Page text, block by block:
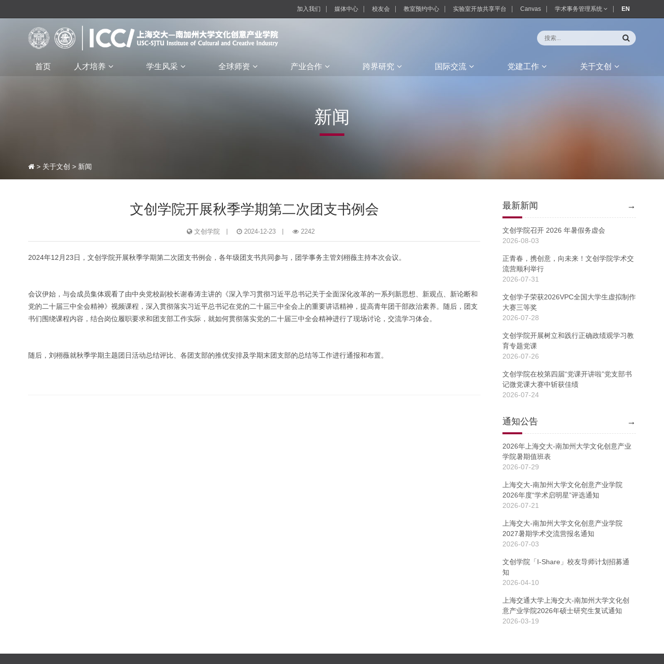
加入我们 媒体中心 校友会 教室预约中心 实验室开放共享平台 Canvas 学术事务管理系统 EN
首页 人才培养 学生风采 全球师资 产业合作 跨界研究 国际交流 党建工作 关于文创
> 关于文创 > 新闻
新闻
文创学院开展秋季学期第二次团支书例会
文创学院 2024-12-23 2242
2024年12月23日，文创学院开展秋季学期第二次团支书例会，各年级团支书共同参与，团学事务主管刘栩薇主持本次会议。
会议伊始，与会成员集体观看了由中央党校副校长谢春涛主讲的《深入学习贯彻习近平总书记关于全面深化改革的一系列新思想、新观点、新论断和
党的二十届三中全会精神》视频课程，深入贯彻落实习近平总书记在党的二十届三中全会上的重要讲话精神，提高青年团干部政治素养。随后，团支
书们围绕课程内容，结合岗位履职要求和团支部工作实际，就如何贯彻落实党的二十届三中全会精神进行了现场讨论，交流学习体会。
随后，刘栩薇就秋季学期主题团日活动总结评比、各团支部的推优安排及学期末团支部的总结等工作进行通报和布置。
最新新闻 →
文创学院召开 2026 年暑假务虚会
2026-08-03
正青春，携创意，向未来！文创学院学术交
流营顺利举行
2026-07-31
文创学子荣获2026VPC全国大学生虚拟制作
大赛三等奖
2026-07-28
文创学院开展树立和践行正确政绩观学习教
育专题党课
2026-07-26
文创学院在校第四届“党课开讲啦”党支部书
记微党课大赛中斩获佳绩
2026-07-24
通知公告 →
2026年上海交大-南加州大学文化创意产业
学院暑期值班表
2026-07-29
上海交大-南加州大学文化创意产业学院
2026年度“学术启明星”评选通知
2026-07-21
上海交大-南加州大学文化创意产业学院
2027暑期学术交流营报名通知
2026-07-03
文创学院「I-Share」校友导师计划招募通
知
2026-04-10
上海交通大学上海交大-南加州大学文化创
意产业学院2026年硕士研究生复试通知
2026-03-19